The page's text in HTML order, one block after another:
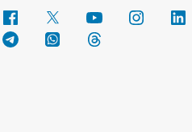
Facebook YouTube Instagram
Telegram WhatsApp